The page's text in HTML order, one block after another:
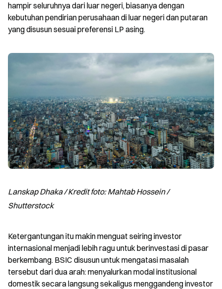
hampir seluruhnya dari luar negeri, biasanya dengan
kebutuhan pendirian perusahaan di luar negeri dan putaran
yang disusun sesuai preferensi LP asing.
Lanskap Dhaka / Kredit foto: Mahtab Hossein /
Shutterstock
Ketergantungan itu makin menguat seiring investor
internasional menjadi lebih ragu untuk berinvestasi di pasar
berkembang. BSIC disusun untuk mengatasi masalah
tersebut dari dua arah: menyalurkan modal institusional
domestik secara langsung sekaligus menggandeng investor